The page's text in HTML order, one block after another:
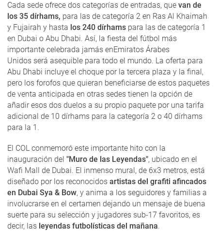
Cada sede ofrece dos categorías de entradas, que van de
los 35 dírhams, para las de categoría 2 en Ras Al Khaimah
y Fujairah y hasta los 240 dírhams para las de categoría 1
en Dubai o Abu Dhabi. Así, la fiesta del fútbol más
importante celebrada jamás enEmiratos Árabes
Unidos será asequible para todo el mundo. La oferta para
Abu Dhabi incluye el choque por la tercera plaza y la final,
pero los forofos que quieran beneficiarse de estos paquetes
de venta anticipada en otras sedes tienen la opción de
añadir esos dos duelos a su propio paquete por una tarifa
adicional de 10 dírhams para la categoría 2 o 40 dírhams
para la 1.
El COL conmemoró este importante hito con la
inauguración del "Muro de las Leyendas", ubicado en el
Wafi Mall de Dubai. El inmenso mural, de 6x3 metros, está
diseñado por los reconocidos artistas del grafiti afincados
en Dubai Sya & Bow, y anima a los seguidores y familias a
involucrarse en el certamen dejando un mensaje de buena
suerte para su selección y jugadores sub-17 favoritos, es
decir, las leyendas futbolísticas del mañana.